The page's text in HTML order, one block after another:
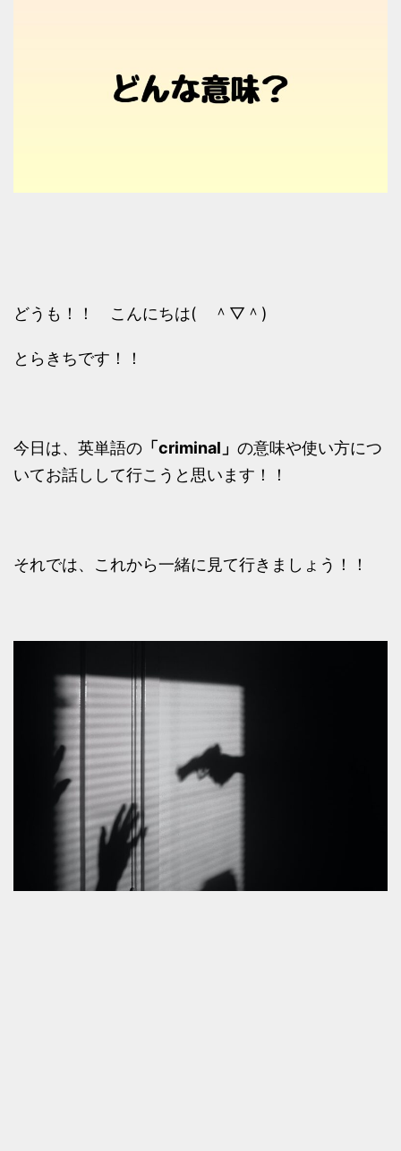
どうも！！ こんにちは( ＾▽＾)
とらきちです！！
今日は、英単語の 「criminal」 の意味や使い方につ
いてお話しして行こうと思います！！
それでは、これから一緒に見て行きましょう！！